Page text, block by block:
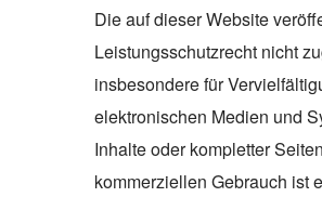
Die auf dieser Website
Leistungsschutzrecht nicht
insbesondere für
elektronischen Medien und
Inhalte oder kompletter
kommerziellen Gebrauch ist